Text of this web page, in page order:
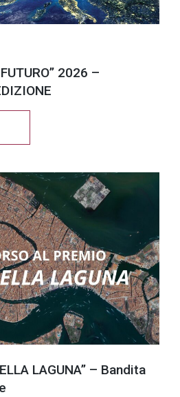
2026 –
LAGUNA” – Bandita